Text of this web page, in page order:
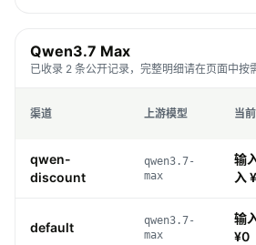
Qwen3.7 Max
已收录 2 条公开记录，完整明细请在页面中按
渠道 上游模型 当
qwen-
discount
qwen3.7-
max
输
入
default
qwen3.7-
max
输
¥0